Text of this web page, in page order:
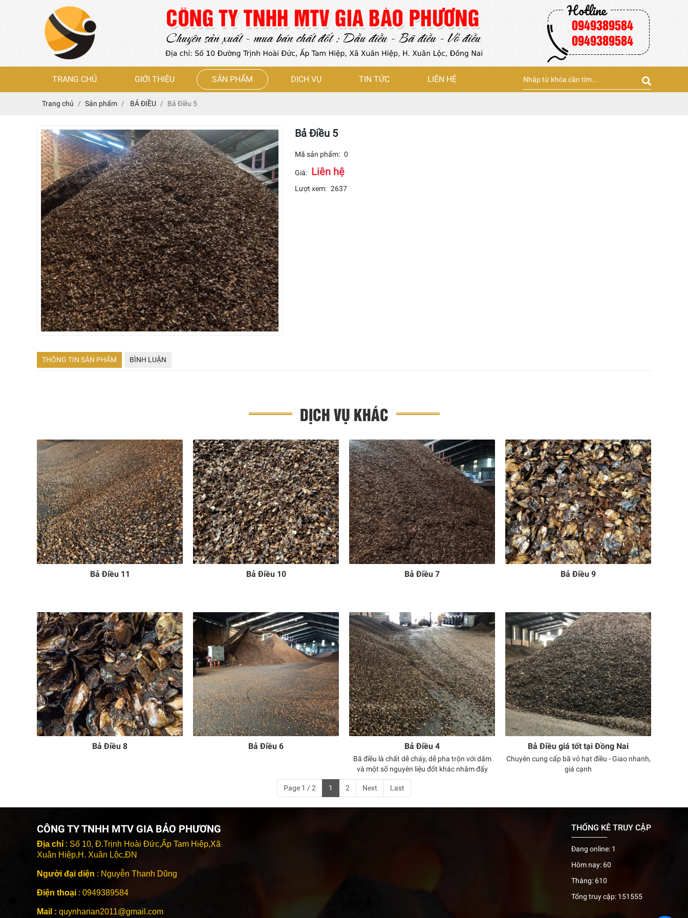
0949389584
0949389584
TRANG CHỦ GIỚI THIỆU SẢN PHẨM DỊCH VỤ TIN TỨC LIÊN HỆ
Trang chủ Sản phẩm BẢ ĐIỀU Bả Điều 5
Bả Điều 5
Mã sản phẩm: 0
Giá: Liên hệ
Lượt xem: 2637
THÔNG TIN SẢN PHẨM BÌNH LUẬN
DỊCH VỤ KHÁC
Bả Điều 11 Bả Điều 10 Bả Điều 7 Bả Điều 9
Bả Điều 8 Bả Điều 6 Bả Điều 4
Bã điều là chất dễ cháy, dễ pha trộn với dăm
và một số nguyên liệu đốt khác nhằm đẩy
nhanh nhiệt của lò hơi. Vì vậy bã điều thường
được sử dụng làm chất đốt thay thế các loại
chất đốt khác như than đá, củi, trấu…
Bả Điều giá tốt tại Đồng Nai
Chuyên cung cấp bã vỏ hạt điều - Giao nhanh,
giá cạnh
xe chuyên dụng nhiều xe, đa trọng tải có thể
ngày. Hiệu quả cao. Xuống hàng nhanh.
Page 1 / 2 1 2 Next Last
CÔNG TY TNHH MTV GIA BẢO PHƯƠNG
Địa chỉ : Số 10, Đ.Trịnh Hoài Đức,Ấp Tam Hiệp,Xã
Xuân Hiệp,H. Xuân Lộc,ĐN
Người đại diện : Nguyễn Thanh Dũng
Điện thoại : 0949389584
Mail : quynhanan2011@gmail.com
THỐNG KÊ TRUY CẬP
Đang online: 1
Hôm nay: 60
Tháng: 610
Tổng truy cập: 151555